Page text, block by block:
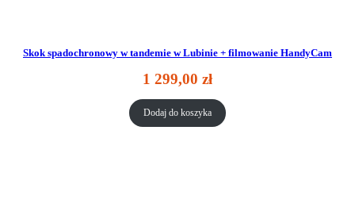
Skok spadochronowy w tandemie w Lubinie + filmowanie HandyCam
1 299,00 zł
Dodaj do koszyka